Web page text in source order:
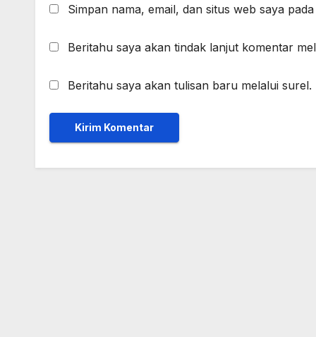
Simpan nama, email, dan situs web saya
Beritahu saya akan tindak lanjut komentar
Beritahu saya akan tulisan baru melalui surel.